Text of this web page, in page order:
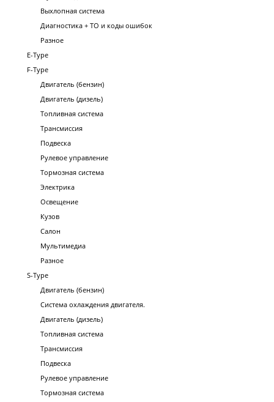
Выхлопная система
Диагностика + ТО и коды ошибок
Разное
E-Type
F-Type
Двигатель (бензин)
Двигатель (дизель)
Топливная система
Трансмиссия
Подвеска
Рулевое управление
Тормозная система
Электрика
Освещение
Кузов
Салон
Мультимедиа
Разное
S-Type
Двигатель (бензин)
Система охлаждения двигателя.
Двигатель (дизель)
Топливная система
Трансмиссия
Подвеска
Рулевое управление
Тормозная система